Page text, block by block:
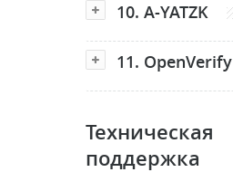
10. А-YATZK
11. OpenVerify
Техническая
поддержка